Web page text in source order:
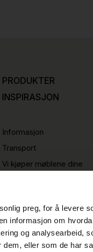
preg, for å levere
informasjon om
og analysearbeid,
dem, eller som de har
PRODUKTER
INSPIRASJON
Informasjon
Transport
Vi kjøper møblene dine